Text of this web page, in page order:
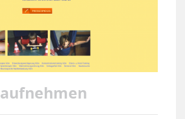
aufnehmen